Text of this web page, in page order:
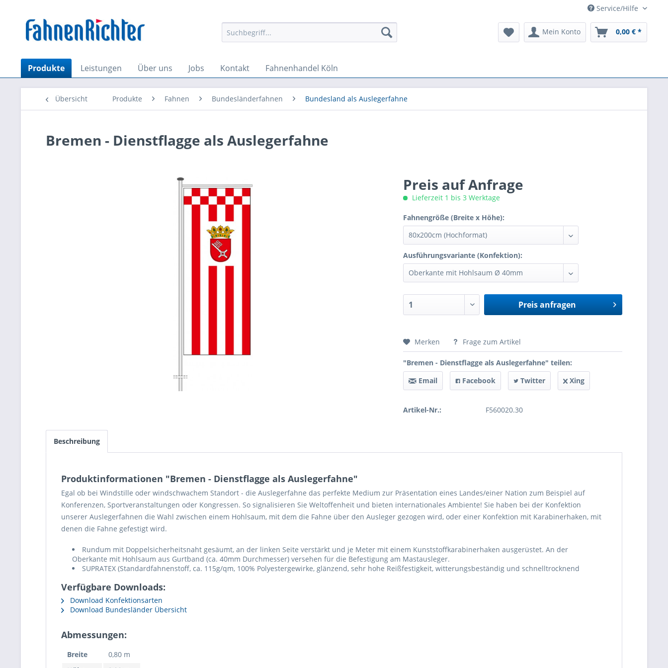
Service/Hilfe
Mein Konto 0,00 € *
Produkte Leistungen Über uns Jobs Kontakt Fahnenhandel Köln
Übersicht Produkte Fahnen Bundesländerfahnen Bundesland als Auslegerfahne
Bremen - Dienstflagge als Auslegerfahne
Preis auf Anfrage
Lieferzeit 1 bis 3 Werktage
Fahnengröße (Breite x Höhe):
Ausführungsvariante (Konfektion):
Preis anfragen
Preis anfragen
Merken Frage zum Artikel
"Bremen - Dienstflagge als Auslegerfahne" teilen:
Email
Facebook Twitter Xing
Artikel-Nr.: F560020.30
Beschreibung
Produktinformationen "Bremen - Dienstflagge als Auslegerfahne"
Egal ob bei Windstille oder windschwachem Standort - die Auslegerfahne das perfekte Medium zur Präsentation eines Landes/einer Nation zum Beispiel auf
Konferenzen, Sportveranstaltungen oder Kongressen. So signalisieren Sie Weltoffenheit und bieten internationales Ambiente! Sie haben bei der Konfektion
unserer Auslegerfahnen die Wahl zwischen einem Hohlsaum, mit dem die Fahne über den Ausleger gezogen wird, oder einer Konfektion mit Karabinerhaken, mit
denen die Fahne gefestigt wird.
Rundum mit Doppelsicherheitsnaht gesäumt, an der linken Seite verstärkt und je Meter mit einem Kunststoffkarabinerhaken ausgerüstet. An der
Oberkante mit Hohlsaum aus Gurtband (ca. 40mm Durchmesser) versehen für die Befestigung am Mastausleger.
SUPRATEX (Standardfahnenstoff, ca. 115g/qm, 100% Polyestergewirke, glänzend, sehr hohe Reißfestigkeit, witterungsbeständig und schnelltrocknend
Verfügbare Downloads:
Download Konfektionsarten
Download Bundesländer Übersicht
Abmessungen:
Breite
0,80 m